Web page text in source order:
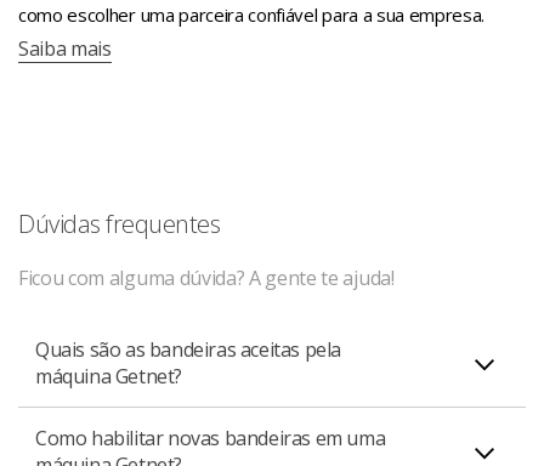
como escolher uma parceira confiável para a sua empresa.
Saiba mais
Dúvidas frequentes
Ficou com alguma dúvida? A gente te ajuda!
Quais são as bandeiras aceitas pela
máquina Getnet?
As bandeiras habilitadas tanto para Pessoa Física como
Como habilitar novas bandeiras em uma